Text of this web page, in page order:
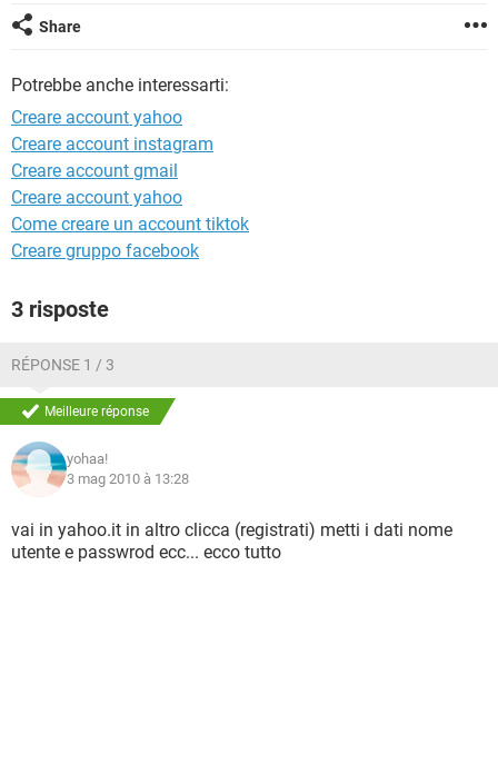
HARDWARE
HARDWARE
iOS
HARDWARE
Share
Potrebbe anche interessarti:
Creare account yahoo
Creare account instagram
Creare account gmail
Creare account yahoo
Come creare un account tiktok
Creare gruppo facebook
3 risposte
RÉPONSE 1 / 3
Meilleure réponse
yohaa!
3 mag 2010 à 13:28
vai in yahoo.it in altro clicca (registrati) metti i dati nome
utente e passwrod ecc... ecco tutto